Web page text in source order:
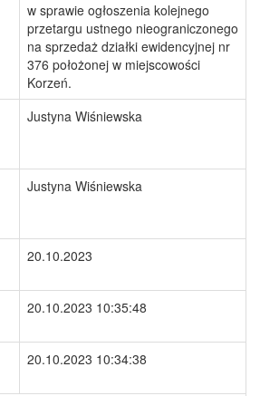
w sprawie ogłoszenia kolejnego
przetargu ustnego nieograniczonego
na sprzedaż działki ewidencyjnej nr
376 położonej w miejscowości
Korzeń.
Justyna Wiśniewska
Justyna Wiśniewska
20.10.2023
20.10.2023 10:35:48
20.10.2023 10:34:38